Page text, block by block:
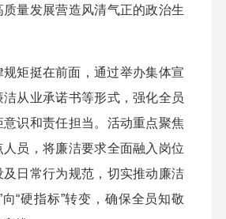
质量发展营造风清气正的政治生
挺在前面，通过举办集体宣
从业承诺书等形式，强化全员
识和责任担当。活动重点聚焦
人员，将廉洁要求全面融入岗位
日常行为规范，切实推动廉洁
向“硬指标”转变，确保全员知敬